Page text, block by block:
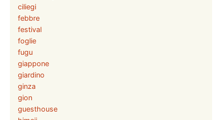
ciliegi
febbre
festival
foglie
fugu
giappone
giardino
ginza
gion
guesthouse